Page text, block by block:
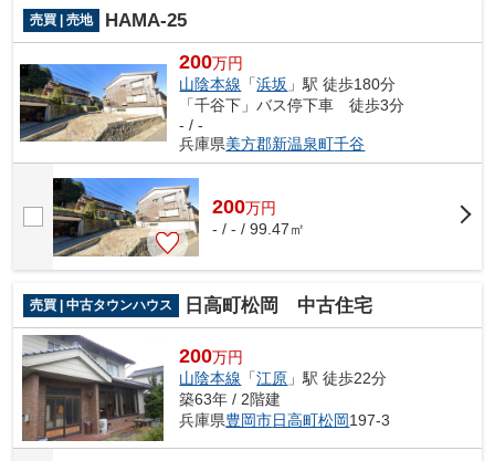
売買 | 売地 HAMA-25
200万円
山陰本線 「浜坂 」駅 徒歩180分
「千谷下」バス停下車 徒歩3分
- / -
兵庫県美方郡新温泉町千谷
200万円
- / - / 99.47㎡
売買 | 中古タウンハウス 日高町松岡 中古住宅
200万円
山陰本線 「江原 」駅 徒歩22分
築63年 / 2階建
兵庫県豊岡市日高町松岡197-3